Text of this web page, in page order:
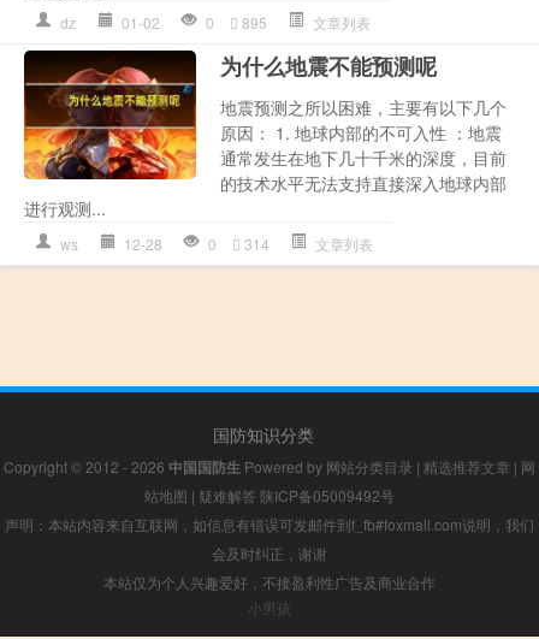
dz 01-02 0 895 文章列表
为什么地震不能预测呢
地震预测之所以困难，主要有以下几个
原因： 1. 地球内部的不可入性 ：地震
通常发生在地下几十千米的深度，目前
的技术水平无法支持直接深入地球内部
进行观测...
ws 12-28 0 314 文章列表
国防知识分类
Copyright © 2012 - 2026 中国国防生 Powered by 网站分类目录 | 精选推荐文章 | 网
站地图 | 疑难解答 陕ICP备05009492号
声明：本站内容来自互联网，如信息有错误可发邮件到f_fb#foxmail.com说明，我们
会及时纠正，谢谢
本站仅为个人兴趣爱好，不接盈利性广告及商业合作
小男孩